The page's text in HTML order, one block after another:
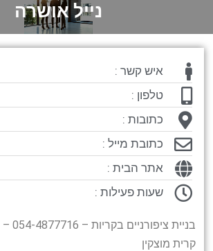
נייל אושרה
איש קשר :
טלפון :
כתובות :
כתובת מייל :
אתר הבית :
שעות פעילות :
קרית מוצקין